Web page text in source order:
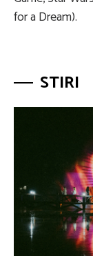
for a Dream).
STIRI